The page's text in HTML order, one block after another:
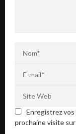
Enregistrez
prochaine visite